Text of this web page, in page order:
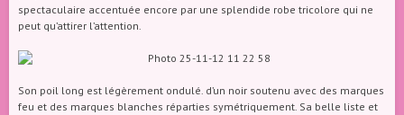
Indre 36
spectaculaire accentuée encore par une splendide robe tricolore qui ne
peut qu’attirer l’attention.
Son poil long est légèrement ondulé. d’un noir soutenu avec des marques
feu et des marques blanches réparties symétriquement. Sa belle liste et